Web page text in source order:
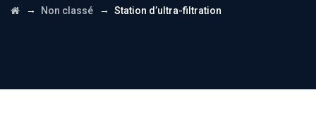
→ Non classé → Station d’ultra-filtration